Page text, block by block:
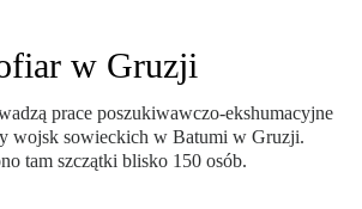
w Gruzji
prace poszukiwawczo-ekshumacyjne
wojsk sowieckich w Batumi w Gruzji.
tam szczątki blisko 150 osób.